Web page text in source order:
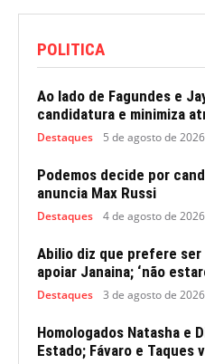
POLITICA
Ao lado de Fagundes e
candidatura e minimiza
Destaques 5 de agosto de 2026
Podemos decide por
anuncia Max Russi
Destaques 4 de agosto de 2026
Abilio diz que prefere ser
apoiar Janaina; ‘não
Destaques 3 de agosto de 2026
Homologados Natasha e
Estado; Fávaro e Taques